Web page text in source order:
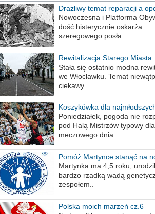
Drażliwy temat reparacji a
berlińska
Nowoczesna i Platforma
dość histerycznie oskarża
szeregowego posła..
Rewitalizacja Starego Miasta
Stała się ostatnio modna
we Włocławku. Temat
ciekawy...
Koszykówka dla
Poniedziałek, pogoda nie
pod Halą Mistrzów typowy dla
meczowego dnia..
Pomóż Martynce stanąć na
Martynka ma 4,5 roku,
bardzo rzadką wadą
zespołem..
Polska moich marzeń cz.6